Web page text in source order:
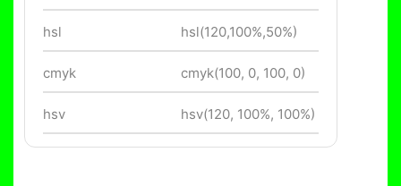
hsl hsl(120,100%,50%)
cmyk cmyk(100, 0, 100, 0)
hsv hsv(120, 100%, 100%)